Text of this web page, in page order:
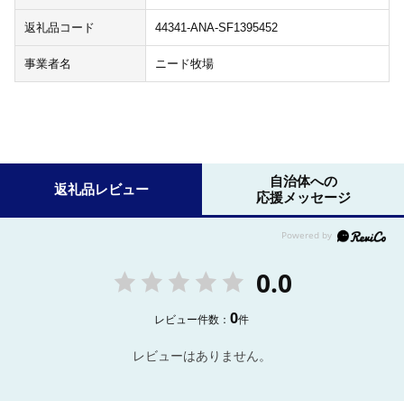
返礼品コード 44341-ANA-SF1395452
事業者名 ニード牧場
返礼品レビュー
自治体への
応援メッセージ
0.0
レビュー件数：0件
レビューはありません。